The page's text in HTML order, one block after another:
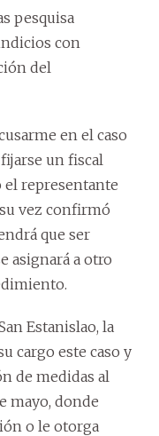
pesquisa
con
del
en el caso
un fiscal
el representante
vez confirmó
que ser
asignará a otro
Estanislao, la
cargo este caso y
de medidas al
mayo, donde
o le otorga